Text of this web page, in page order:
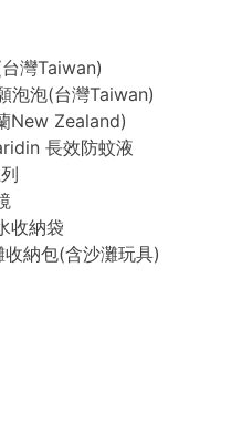
灣Taiwan)
泡泡(台灣Taiwan)
New Zealand)
長效防蚊液
收納袋
納包(含沙灘玩具)